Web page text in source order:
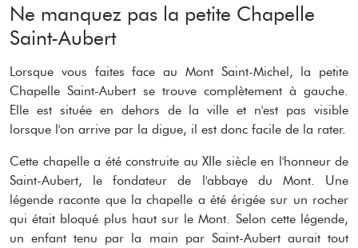
Ne manquez pas la petite Chapelle
Saint-Aubert
Lorsque vous faites face au Mont Saint-Michel, la petite
Chapelle Saint-Aubert se trouve complètement à gauche.
Elle est située en dehors de la ville et n'est pas visible
lorsque l'on arrive par la digue, il est donc facile de la rater.
Cette chapelle a été construite au XIIe siècle en l'honneur de
Saint-Aubert, le fondateur de l'abbaye du Mont. Une
légende raconte que la chapelle a été érigée sur un rocher
qui était bloqué plus haut sur le Mont. Selon cette légende,
un enfant tenu par la main par Saint-Aubert aurait tout